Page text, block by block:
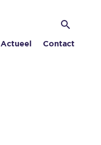
Actueel Contact
Zoeken